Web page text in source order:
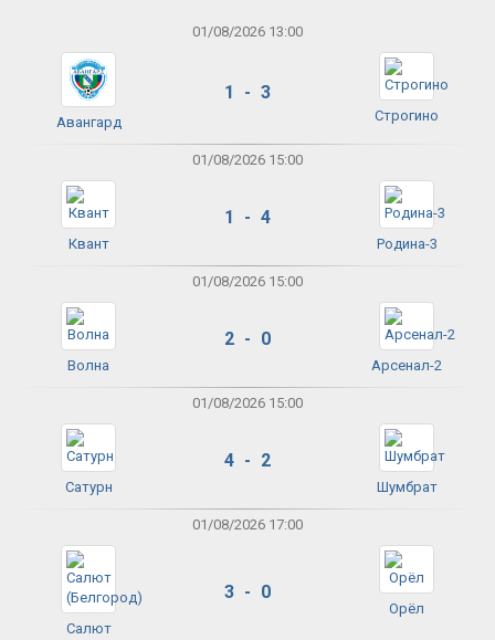
01/08/2026 13:00
Авангард
1 - 3
Строгино
01/08/2026 15:00
Квант
1 - 4
Родина-3
01/08/2026 15:00
Волна
2 - 0
Арсенал-2
01/08/2026 15:00
Сатурн
4 - 2
Шумбрат
01/08/2026 17:00
Салют
3 - 0
Орёл